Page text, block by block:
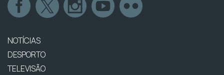
NOTÍCIAS
DESPORTO
TELEVISÃO